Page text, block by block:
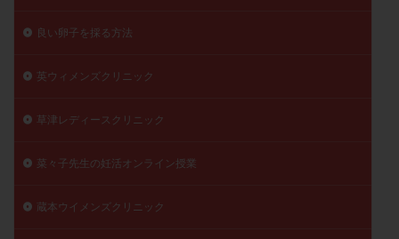
良い卵子を採る方法
英ウィメンズクリニック
草津レディースクリニック
菜々子先生の妊活オンライン授業
蔵本ウイメンズクリニック